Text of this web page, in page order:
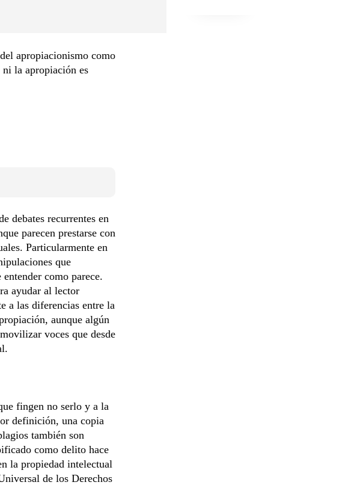
apropiacionismo como
la apropiación es
debates recurrentes en
parecen prestarse con
Particularmente en
que
como parece.
ayudar al lector
a las diferencias entre la
aunque algún
voces que desde
fingen no serlo y a la
definición, una copia
también son
como delito hace
la propiedad intelectual
de los Derechos